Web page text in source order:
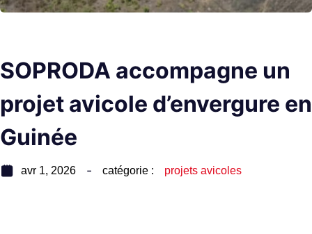
SOPRODA accompagne un
projet avicole d’envergure en
Guinée
avr 1, 2026 catégorie : projets avicoles